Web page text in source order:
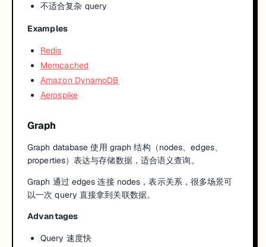
不适合复杂 query
Examples
Redis
Memcached
Amazon DynamoDB
Aerospike
Graph
Graph database 使用 graph 结构（nodes、edges、
properties）表达与存储数据，适合语义查询。
Graph 通过 edges 连接 nodes，表示关系，很多场景可
以一次 query 直接拿到关联数据。
Advantages
Query 速度快